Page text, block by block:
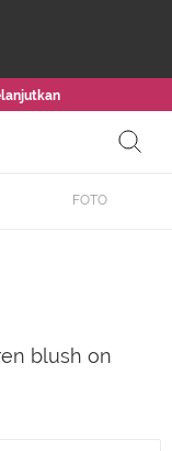
FOTO
blush on